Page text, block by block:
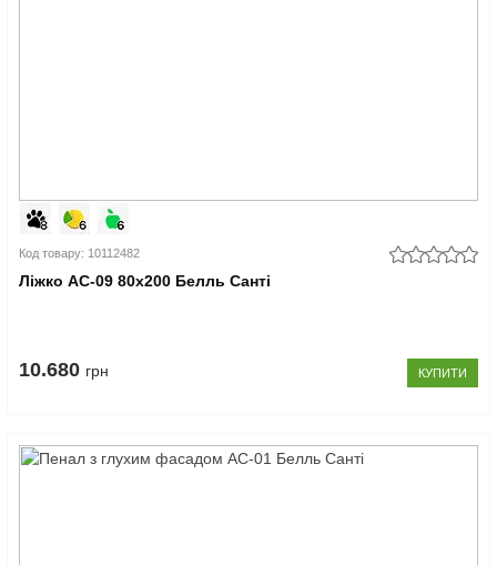
Код товару: 10112482
Ліжко АС-09 80x200 Белль Санті
10.680 грн КУПИТИ